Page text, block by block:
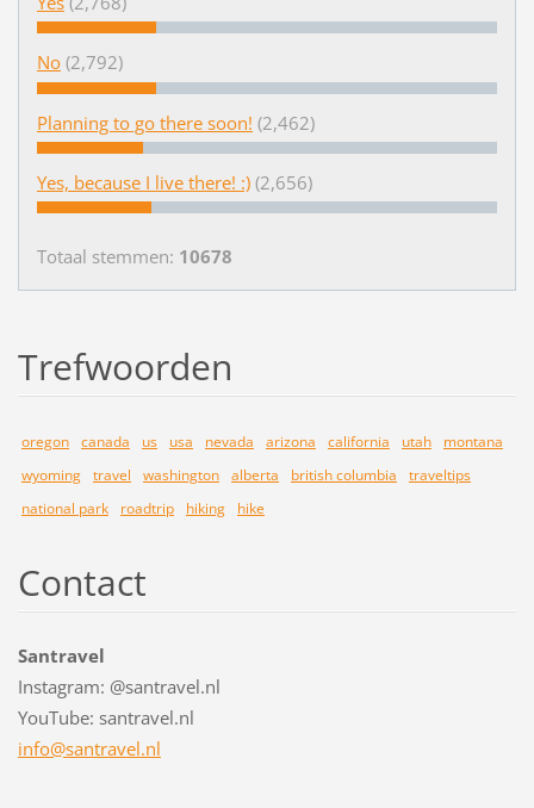
No (2,792)
Planning to go there soon! (2,462)
Yes, because I live there! :) (2,656)
Totaal stemmen: 10678
Trefwoorden
oregon canada us usa nevada arizona california utah
montana
wyoming travel washington alberta british columbia
traveltips
national park
roadtrip hiking hike
Contact
Santravel
Instagram: @santravel.nl
YouTube: santravel.nl
info@santravel.nl